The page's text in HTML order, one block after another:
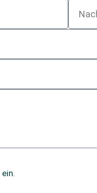
ein.